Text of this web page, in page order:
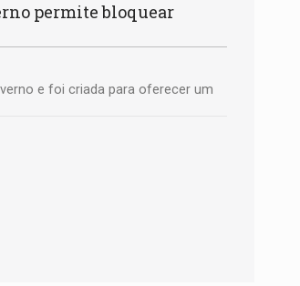
permite bloquear
e foi criada para oferecer um